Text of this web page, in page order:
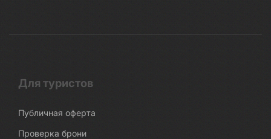
Для туристов
Публичная оферта
Проверка брони